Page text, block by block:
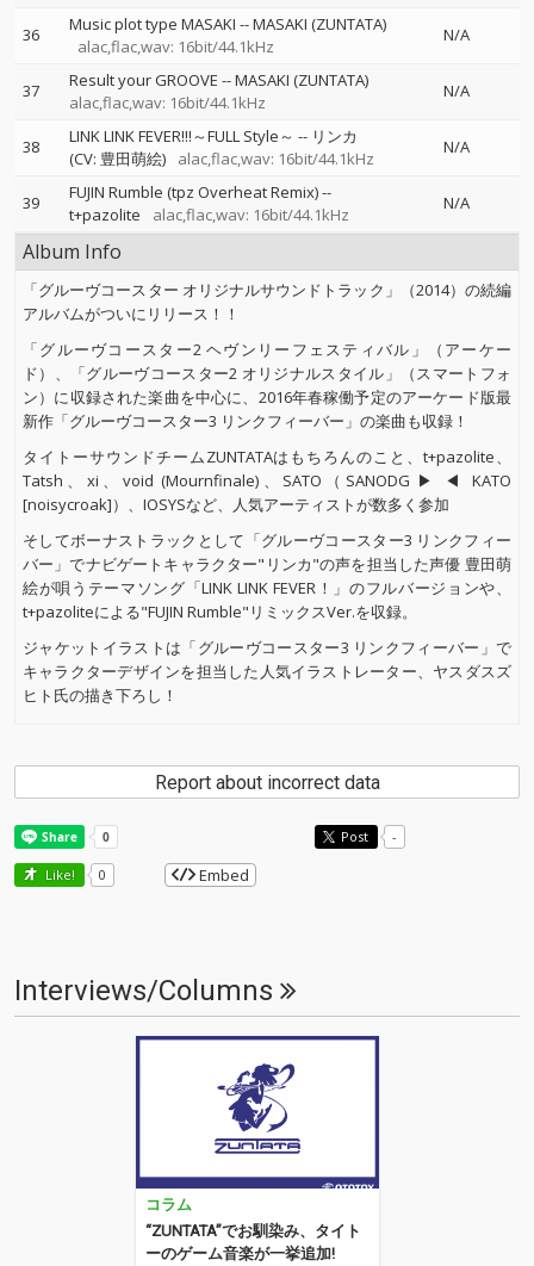
36 Music plot type MASAKI --MASAKI (ZUNTATA)
alac,flac,wav: 16bit/44.1kHz
N/A
37 Result your GROOVE --MASAKI (ZUNTATA)
alac,flac,wav: 16bit/44.1kHz
N/A
38 LINK LINK FEVER!!!～FULL Style～ -- リンカ
(CV: 豊田萌絵)
alac,flac,wav: 16bit/44.1kHz
N/A
39 FUJIN Rumble (tpz Overheat Remix)--
t+pazolite
alac,flac,wav: 16bit/44.1kHz
N/A
Album Info
「グルーヴコースター オリジナルサウンドトラック」（2014）の続編
アルバムがついにリリース！！
「グルーヴコースター2 ヘヴンリーフェスティバル」（アーケー
ド）、「グルーヴコースター2 オリジナルスタイル」（スマートフォ
ン）に収録された楽曲を中心に、2016年春稼働予定のアーケード版最
新作「グルーヴコースター3 リンクフィーバー」の楽曲も収録！
タイトーサウンドチームZUNTATAはもちろんのこと、t+pazolite、
Tatsh、xi、void (Mournfinale)、SATO（SANODG ▶ ◀ KATO
[noisycroak]）、IOSYSなど、人気アーティストが数多く参加
そしてボーナストラックとして「グルーヴコースター3 リンクフィー
バー」でナビゲートキャラクター"リンカ"の声を担当した声優 豊田萌
絵が唄うテーマソング「LINK LINK FEVER！」のフルバージョンや、
t+pazoliteによる"FUJIN Rumble"リミックスVer.を収録。
ジャケットイラストは「グルーヴコースター3 リンクフィーバー」で
キャラクターデザインを担当した人気イラストレーター、ヤスダスズ
ヒト氏の描き下ろし！
Report about incorrect data
Post -
Like! 0 Embed
Interviews/Columns
コラム
“ZUNTATA”でお馴染み、タイト
ーのゲーム音楽が一挙追加!